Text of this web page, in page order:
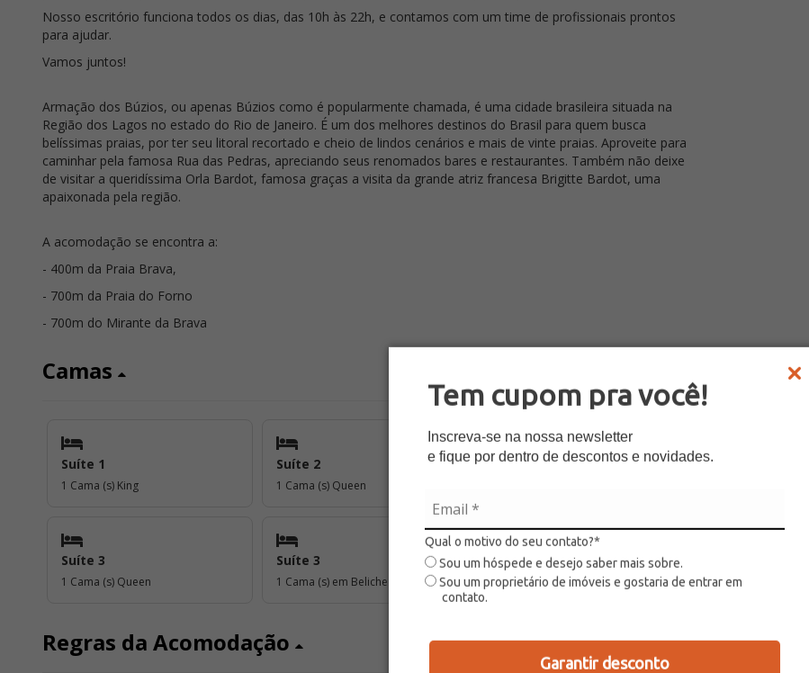
Tem cupom pra você!
Inscreva-se na nossa newsletter
e fique por dentro de descontos e novidades.
Qual o motivo do seu contato?*
Sou um hóspede e desejo saber mais sobre.
Sou um proprietário de imóveis e gostaria de entrar em
contato.
Garantir desconto
Nosso escritório funciona todos os dias, das 10h às 22h, e contamos com um time de profissionais prontos
para ajudar.
Vamos juntos!
Armação dos Búzios, ou apenas Búzios como é popularmente chamada, é uma cidade brasileira situada na
Região dos Lagos no estado do Rio de Janeiro. É um dos melhores destinos do Brasil para quem busca
belíssimas praias, por ter seu litoral recortado e cheio de lindos cenários e mais de vinte praias. Aproveite para
caminhar pela famosa Rua das Pedras, apreciando seus renomados bares e restaurantes. Também não deixe
de visitar a queridíssima Orla Bardot, famosa graças a visita da grande atriz francesa Brigitte Bardot, uma
apaixonada pela região.
A acomodação se encontra a:
- 400m da Praia Brava,
- 700m da Praia do Forno
- 700m do Mirante da Brava
Camas
Suíte 1
1 Cama (s) King
Suíte 2
1 Cama (s) Queen
Suíte 2
Suíte 3
1 Cama (s) Queen
Suíte 3
1 Cama (s) em Beliche (2 pessoas)
Suíte 4
1 Cama (s) Queen
Regras da Acomodação